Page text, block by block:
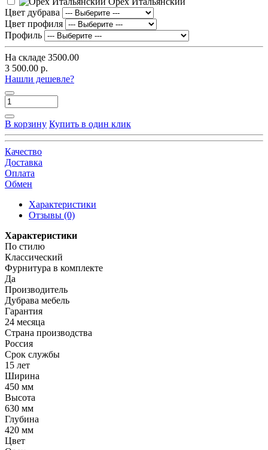
Цвет дубрава
Цвет профиля
Профиль
На складе 3500.00
3 500.00 р.
Нашли дешевле?
В корзину Купить в один клик
Качество
Доставка
Оплата
Обмен
Характеристики
Отзывы (0)
Характеристики
По стилю
Классический
Фурнитура в комплекте
Да
Производитель
Дубрава мебель
Гарантия
24 месяца
Страна производства
Россия
Срок службы
15 лет
Ширина
450 мм
Высота
630 мм
Глубина
420 мм
Цвет